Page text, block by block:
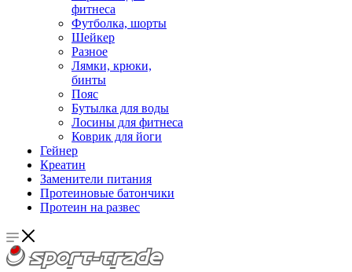
фитнеса
Футболка, шорты
Шейкер
Разное
Лямки, крюки,
бинты
Пояс
Бутылка для воды
Лосины для фитнеса
Коврик для йоги
Гейнер
Креатин
Заменители питания
Протеиновые батончики
Протеин на развес